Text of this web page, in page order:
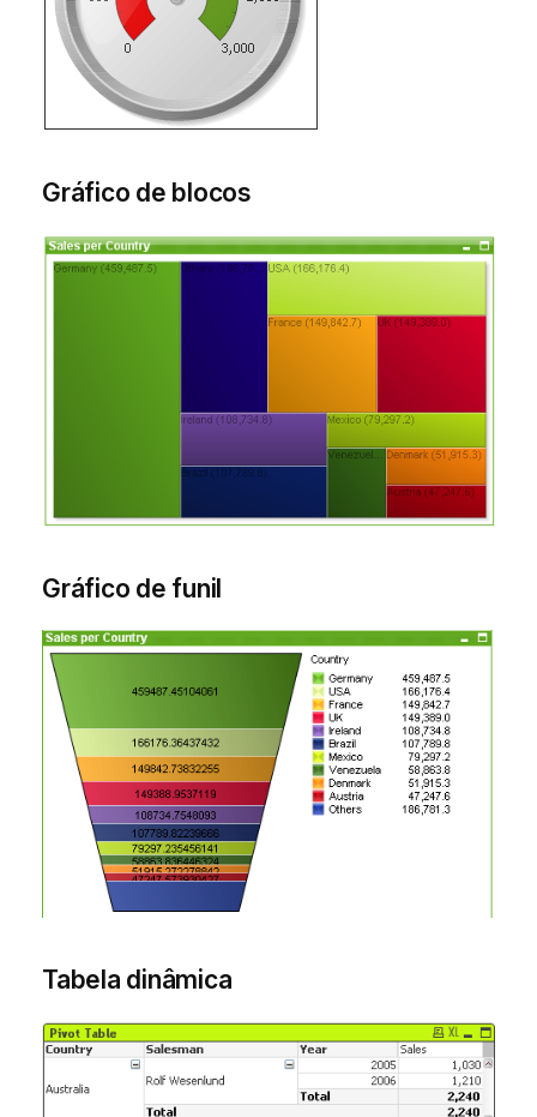
Gráfico de blocos
Gráfico de funil
Tabela dinâmica